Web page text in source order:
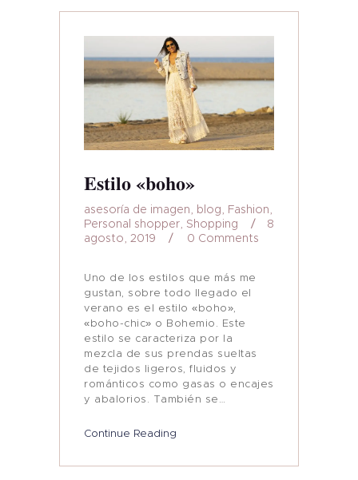
Estilo «boho»
asesoría de imagen, blog, Fashion,
Personal shopper, Shopping
8
agosto, 2019
0 Comments
Uno de los estilos que más me
gustan, sobre todo llegado el
verano es el estilo «boho»,
«boho-chic» o Bohemio. Este
estilo se caracteriza por la
mezcla de sus prendas sueltas
de tejidos ligeros, fluidos y
románticos como gasas o encajes
y abalorios. También se…
Continue Reading